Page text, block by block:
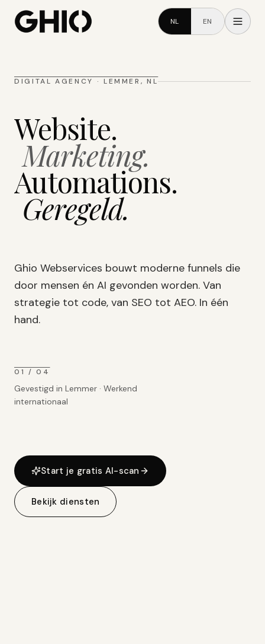
NL EN
DIGITAL AGENCY · LEMMER, NL
Website.
Marketing.
Automations.
Geregeld.
Ghio Webservices bouwt moderne funnels die
door mensen én AI gevonden worden. Van
strategie tot code, van SEO tot AEO. In één
hand.
01 / 04
Gevestigd in Lemmer · Werkend
internationaal
Start je gratis AI-scan
Bekijk diensten